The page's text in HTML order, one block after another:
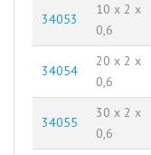
34053
10 x 2 x
0,6
34054
20 x 2 x
0,6
34055
30 x 2 x
0,6